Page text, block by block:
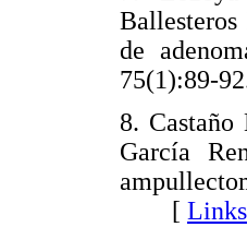
Ballesteros
de
8.
García
[ Links